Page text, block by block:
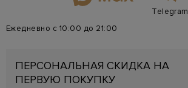
Telegram
Ежедневно с 10:00 до 21:00
ПЕРСОНАЛЬНАЯ СКИДКА НА
ПЕРВУЮ ПОКУПКУ